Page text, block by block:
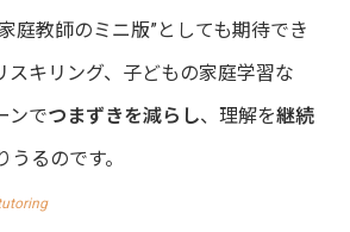
庭教師のミニ版”としても期待でき
スキリング、子どもの家庭学習な
ンでつまずきを減らし、理解を継続
うるのです。